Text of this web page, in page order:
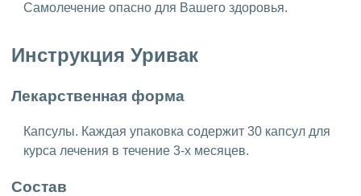
Самолечение опасно для Вашего здоровья.
Инструкция Уривак
Лекарственная форма
Капсулы. Каждая упаковка содержит 30 капсул для
курса лечения в течение 3-х месяцев.
Состав